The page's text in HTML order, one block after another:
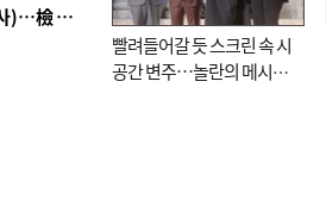
■ 검사 신분 버리고 직급하향(10년 이하 저연차 검사)…檢 중수청행 기피
빨려들어갈 듯 스크린 속 시
공간 변주…놀란의 메시지